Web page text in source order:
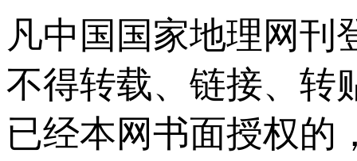
凡中国国家地理网刊
不得转载、链接、转
已经本网书面授权的